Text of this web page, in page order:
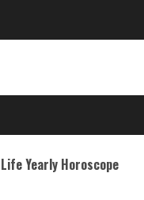
Yearly Horoscope